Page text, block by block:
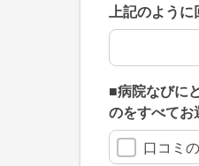
上記のように
上記のように
■病院なびに
のをすべてお
口コミ